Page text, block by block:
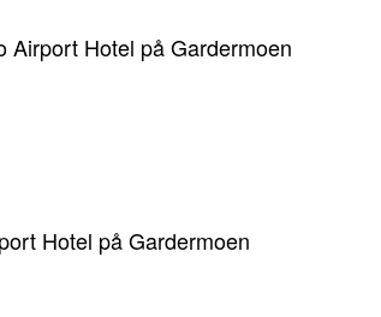
Airport Hotel på Gardermoen
Hotel på Gardermoen